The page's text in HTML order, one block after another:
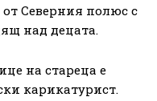
Северния полюс с
над децата.
на стареца е
карикатурист.